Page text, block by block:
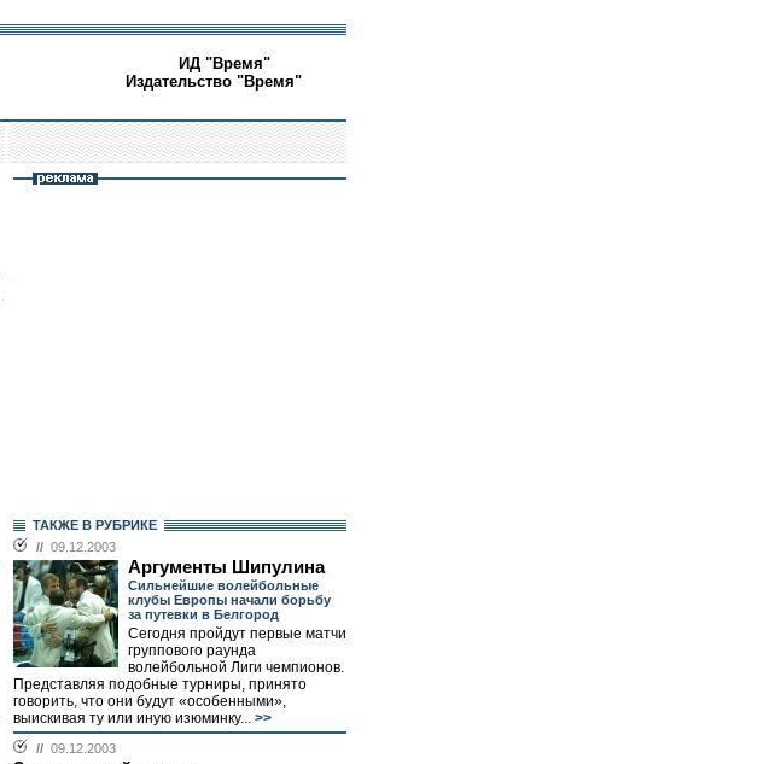
ИД "Время"
Издательство "Время"
ТАКЖЕ В РУБРИКЕ
// 09.12.2003
Аргументы Шипулина
Сильнейшие волейбольные
клубы Европы начали борьбу
за путевки в Белгород
Сегодня пройдут первые матчи
группового раунда
волейбольной Лиги чемпионов.
Представляя подобные турниры, принято
говорить, что они будут «особенными»,
выискивая ту или иную изюминку... >>
// 09.12.2003